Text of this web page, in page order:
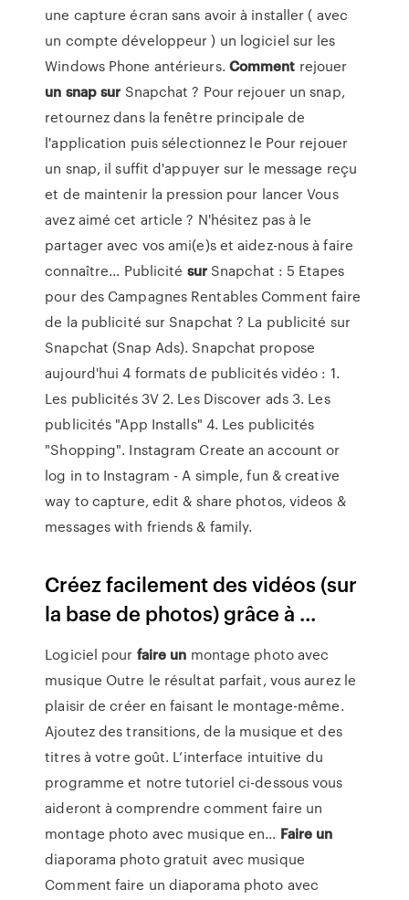
une capture écran sans avoir à installer ( avec
un compte développeur ) un logiciel sur les
Windows Phone antérieurs. Comment rejouer
un snapsur Snapchat ? Pour rejouer un snap,
retournez dans la fenêtre principale de
l'application puis sélectionnez le Pour rejouer
un snap, il suffit d'appuyer sur le message reçu
et de maintenir la pression pour lancer Vous
avez aimé cet article ? N'hésitez pas à le
partager avec vos ami(e)s et aidez-nous à faire
connaître... Publicité surSnapchat : 5 Etapes
pour des Campagnes Rentables Comment faire
de la publicité sur Snapchat ? La publicité sur
Snapchat (Snap Ads). Snapchat propose
aujourd'hui 4 formats de publicités vidéo : 1.
Les publicités 3V 2. Les Discover ads 3. Les
publicités "App Installs" 4. Les publicités
"Shopping". Instagram Create an account or
log in to Instagram - A simple, fun & creative
way to capture, edit & share photos, videos &
messages with friends & family.
Créez facilement des vidéos (sur
la base de photos) grâce à ...
Logiciel pour faire un montage photo avec
musique Outre le résultat parfait, vous aurez le
plaisir de créer en faisant le montage-même.
Ajoutez des transitions, de la musique et des
titres à votre goût. L’interface intuitive du
programme et notre tutoriel ci-dessous vous
aideront à comprendre comment faire un
montage photo avec musique en... Faire un
diaporama photo gratuit avec musique
Comment faire un diaporama photo avec